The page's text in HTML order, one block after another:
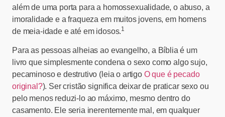
além de uma porta para a homossexualidade, o abuso, a
imoralidade e a fraqueza em muitos jovens, em homens
de meia-idade e até em idosos.1
Para as pessoas alheias ao evangelho, a Bíblia é um
livro que simplesmente condena o sexo como algo sujo,
pecaminoso e destrutivo (leia o artigoO que é pecado
original?). Ser cristão significa deixar de praticar sexo ou
pelo menos reduzi-lo ao máximo, mesmo dentro do
casamento. Ele seria inerentemente mal, em qualquer